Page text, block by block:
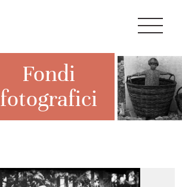
Fondi
fotografici